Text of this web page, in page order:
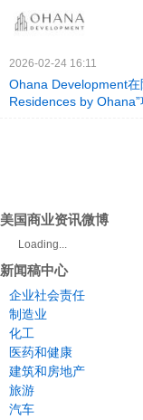
2026-02-24 16:11
Ohana Development
Residences by Ohana”
美国商业资讯微博
Loading...
新闻稿中心
企业社会责任
制造业
化工
医药和健康
建筑和房地产
旅游
汽车